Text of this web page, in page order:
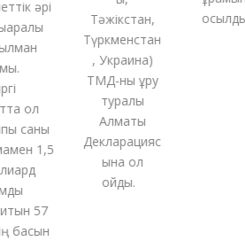
әрі
ол
саны
1,5
57
Тәжікстан,
Түркменстан
Украина)
ТМД-нықұру
туралы
Алматы
Декларацияс
ына қол
қойды.
қосылды.